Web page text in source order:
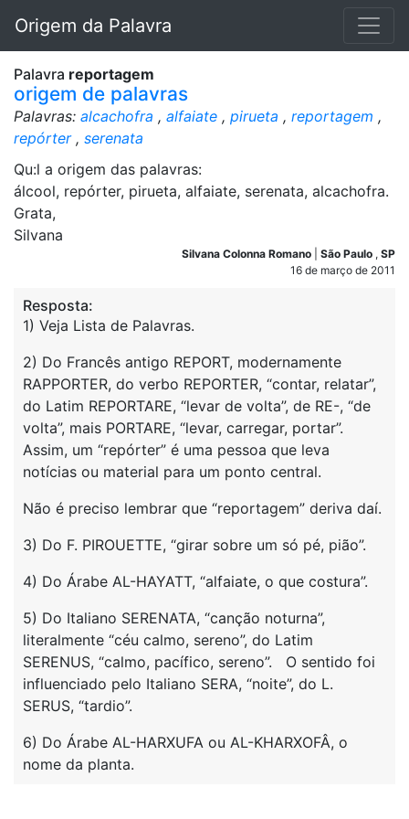
Origem da Palavra
Palavra reportagem
origem de palavras
Palavras: alcachofra , alfaiate , pirueta , reportagem ,
repórter, serenata
Qu:l a origem das palavras:
álcool, repórter, pirueta, alfaiate, serenata, alcachofra.
Grata,
Silvana
Silvana Colonna Romano São Paulo , SP
16 de março de 2011
Resposta:
1) Veja Lista de Palavras.
2) Do Francês antigo REPORT, modernamente
RAPPORTER, do verbo REPORTER, “contar, relatar”,
do Latim REPORTARE, “levar de volta”, de RE-, “de
volta”, mais PORTARE, “levar, carregar, portar”.
Assim, um “repórter” é uma pessoa que leva
notícias ou material para um ponto central.
Não é preciso lembrar que “reportagem” deriva daí.
3) Do F. PIROUETTE, “girar sobre um só pé, pião”.
4) Do Árabe AL-HAYATT, “alfaiate, o que costura”.
5) Do Italiano SERENATA, “canção noturna”,
literalmente “céu calmo, sereno”, do Latim
SERENUS, “calmo, pacífico, sereno”. O sentido foi
influenciado pelo Italiano SERA, “noite”, do L.
SERUS, “tardio”.
6) Do Árabe AL-HARXUFA ou AL-KHARXOFÂ, o
nome da planta.